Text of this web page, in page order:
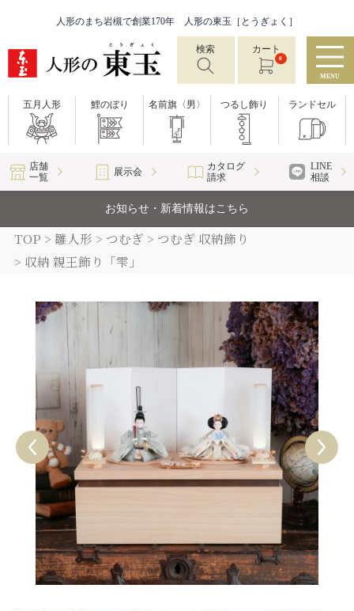
人形のまち岩槻で創業170年 人形の東玉［とうぎょく］
検索 カート
0
MENU
五月人形 鯉のぼり 名前旗〈男〉 つるし飾り ランドセル
店舗
一覧
展示会
カタログ
請求
LINE
相談
お知らせ・新着情報はこちら
TOP 雛人形 つむぎ
つむぎ 収納飾り
収納 親王飾り「雫」